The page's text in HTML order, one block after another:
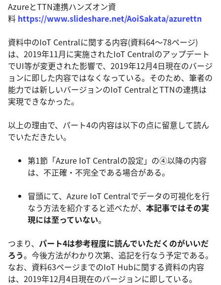
AzureとTTN連携ハンズオン資
料 https://www.slideshare.net/AoiSakata/azurettn
資料中のIoT Centralに関する内容(資料64～78ページ)
は、2019年11月に実施されたIoT Centralのアップデート
でUI等が変更された影響で、2019年12月4日現在のバージ
ョンに即した内容ではなくなっている。そのため、筆者の
能力では新しいバージョンのIoT CentralとTTNの連携は
実現できなかった。
以上の理由で、パート4の内容は以下の点に留意して読ん
でいただきたい。
第1節「Azure IoT Centralの設定」の④以降の内容
は、不正確・不完全である場合がある。
冒頭にて、Azure IoT Centralでデータの可視化を行
なう方法を紹介すると述べたが、 本記事ではその実
現には至っていない。
つまり、 パート4は参考程度に読んでいただくのがいいだ
ろう。今後方法がわかり次第、追記を行なう予定である。
なお、資料63ページまでのIoT Hubに関する資料の内容
は、2019年12月4日現在のバージョンに即している。